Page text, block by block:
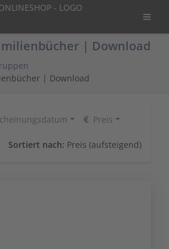
| Download
| Download
Preis
Sortiert nach: Preis (aufsteigend)